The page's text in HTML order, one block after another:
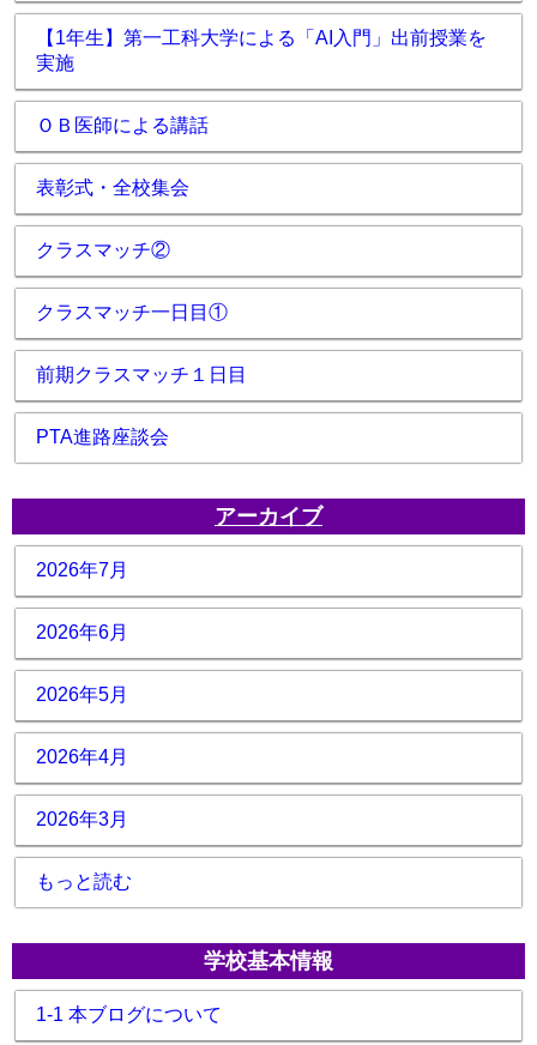
【1年生】第一工科大学による「AI入門」出前授業を
実施
ＯＢ医師による講話
表彰式・全校集会
クラスマッチ②
クラスマッチ一日目①
前期クラスマッチ１日目
PTA進路座談会
アーカイブ
2026年7月
2026年6月
2026年5月
2026年4月
2026年3月
もっと読む
学校基本情報
1-1 本ブログについて